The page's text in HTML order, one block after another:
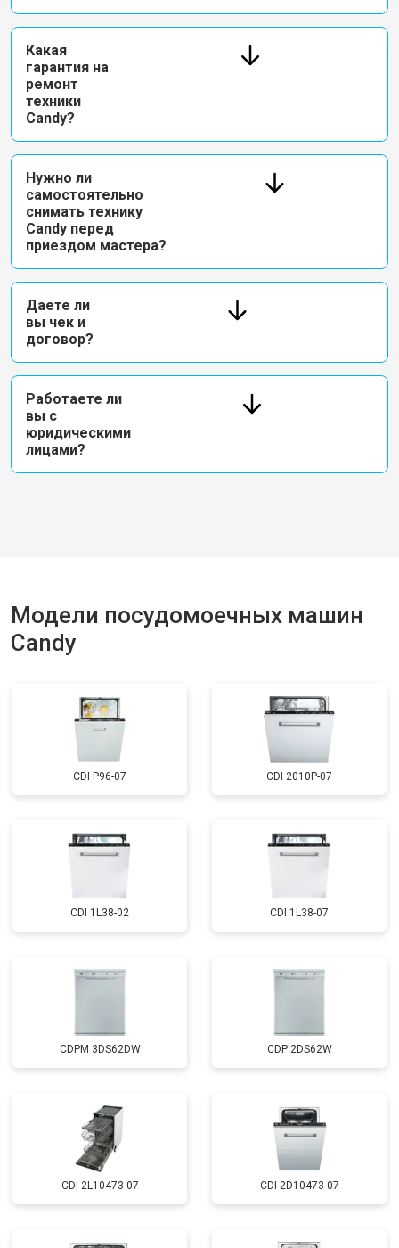
Какая
гарантия на
ремонт
техники
Candy?
Нужно ли
самостоятельно
снимать технику
Candy перед
приездом мастера?
Даете ли
вы чек и
договор?
Работаете ли
вы с
юридическими
лицами?
Модели посудомоечных машин
Candy
CDI P96-07 CDI 2010P-07
CDI 1L38-02 CDI 1L38-07
CDPM 3DS62DW CDP 2DS62W
CDI 2L10473-07 CDI 2D10473-07